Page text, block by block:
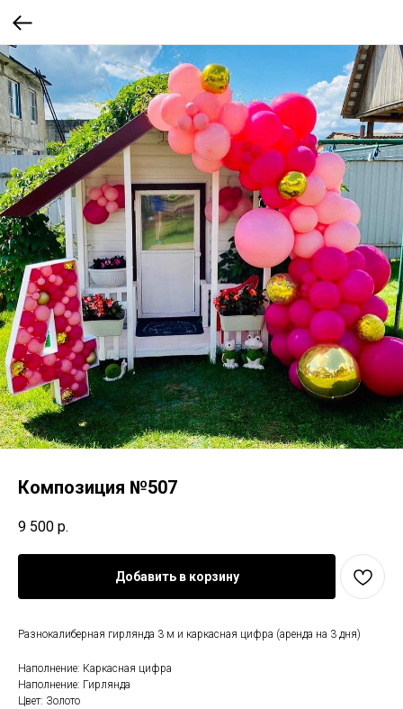
Композиция №507
9 500 р.
Добавить в корзину
Разнокалиберная гирлянда 3 м и каркасная цифра (аренда на 3 дня)
Наполнение: Каркасная цифра
Наполнение: Гирлянда
Цвет: Золото